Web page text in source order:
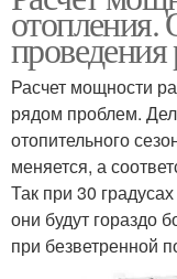
отопления.
проведения
Расчет мощности
рядом проблем.
отопительного
меняется, а
Так при 30
они будут гораздо
при безветренной